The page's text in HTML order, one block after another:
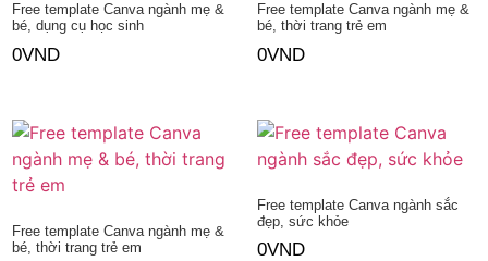
Free template Canva ngành mẹ &
bé, dụng cụ học sinh
0VND
Free template Canva ngành mẹ &
bé, thời trang trẻ em
0VND
Free template Canva ngành mẹ &
bé, thời trang trẻ em
Free template Canva ngành sắc
đẹp, sức khỏe
0VND